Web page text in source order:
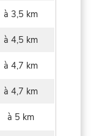
à 3,5 km
à 4,5 km
à 4,7 km
à 4,7 km
à 5 km